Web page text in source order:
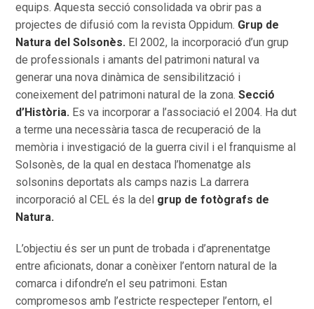
equips. Aquesta secció consolidada va obrir pas a
projectes de difusió com la revista Oppidum. Grup de
Natura del Solsonès. El 2002, la incorporació d’un grup
de professionals i amants del patrimoni natural va
generar una nova dinàmica de sensibilització i
coneixement del patrimoni natural de la zona.Secció
d’Història. Es va incorporar a l’associació el 2004. Ha dut
a terme una necessària tasca de recuperació de la
memòria i investigació de la guerra civil i el franquisme al
Solsonès, de la qual en destaca l’homenatge als
solsonins deportats als camps nazis La darrera
incorporació al CEL és la del grup de fotògrafs de
Natura.
L’objectiu és ser un punt de trobada i d’aprenentatge
entre aficionats, donar a conèixer l’entorn natural de la
comarca i difondre’n el seu patrimoni. Estan
compromesos amb l’estricte respecteper l’entorn, el